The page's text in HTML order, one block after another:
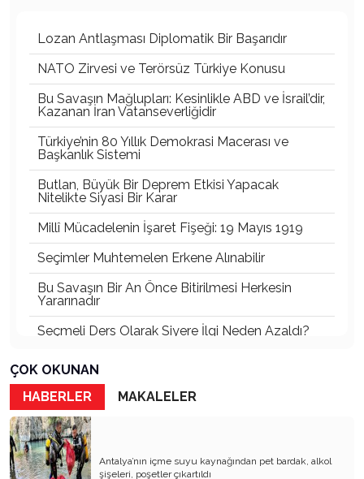
Lozan Antlaşması Diplomatik Bir Başarıdır
NATO Zirvesi ve Terörsüz Türkiye Konusu
Bu Savaşın Mağlupları: Kesinlikle ABD ve İsrail’dir,
Kazanan İran Vatanseverliğidir
Türkiye’nin 80 Yıllık Demokrasi Macerası ve
Başkanlık Sistemi
Butlan, Büyük Bir Deprem Etkisi Yapacak
Nitelikte Siyasi Bir Karar
Millî Mücadelenin İşaret Fişeği: 19 Mayıs 1919
Seçimler Muhtemelen Erkene Alınabilir
Bu Savaşın Bir An Önce Bitirilmesi Herkesin
Yararınadır
Seçmeli Ders Olarak Siyere İlgi Neden Azaldı?
İki Menfur Saldırı ve Katliam Çok Yönlü
İncelenmelidir
Bu Savaşta Kazananlar, Kaybedenler ve Türkiye
Üzerine Etkileri
Öcalan ve Dem Nasıl Bir Türkiye İstiyor?
ÇOK OKUNAN
HABERLER
MAKALELER
Antalya’nın içme suyu kaynağından pet bardak, alkol
şişeleri, poşetler çıkartıldı